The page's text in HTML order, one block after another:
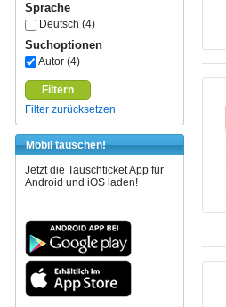
Sprache
Deutsch (4)
Suchoptionen
Autor (4)
Filtern
Filter zurücksetzen
Mobil tauschen!
Jetzt die Tauschticket App für
Android und iOS laden!